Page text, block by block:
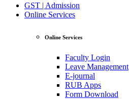
GST | Admission
Online Services
Online Services
Faculty Login
Leave Management
E-journal
RUB Apps
Form Download